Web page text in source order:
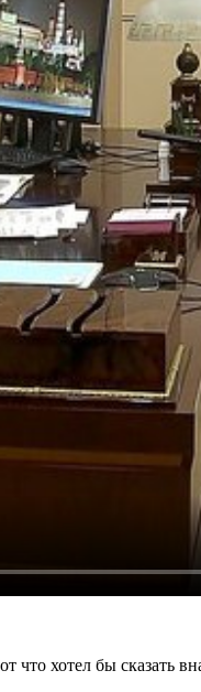
хотел бы сказать